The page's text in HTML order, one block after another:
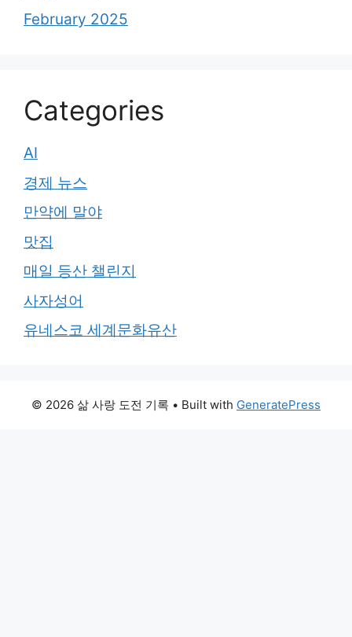
February 2025
Categories
AI
경제 뉴스
만약에 말야
맛집
매일 등산 챌린지
사자성어
유네스코 세계문화유산
© 2026 삶 사랑 도전 기록 • Built with GeneratePress